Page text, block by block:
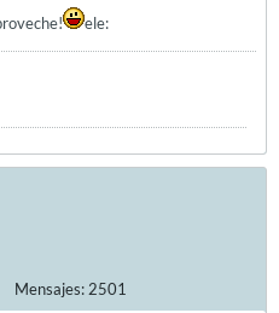
ele:
Mensajes: 2501